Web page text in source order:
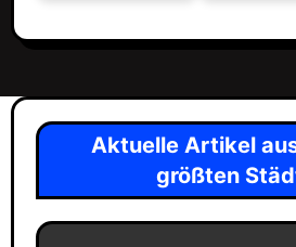
Aktuelle Artikel
größten